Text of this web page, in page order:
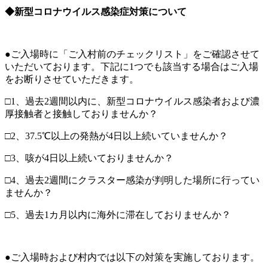
◆新型コロナウイルス感染症対策について
●ご入場時に「ご入村前のチェックリスト」をご確認させて
いただいております。下記に1つでも該当する場合はご入場
をお断りさせていただきます。
□1、過去2週間以内に、新型コロナウイルス感染者および濃
厚接触者と接触しておりませんか？
□2、37.5℃以上の発熱が4日以上続いていませんか？
□3、咳が4日以上続いておりませんか？
□4、過去2週間にクラスター感染が判明した場所に行ってい
ませんか？
□5、過去1カ月以内に海外に滞在しておりませんか？
●ご入場時および村内では以下の対策を実施しております。